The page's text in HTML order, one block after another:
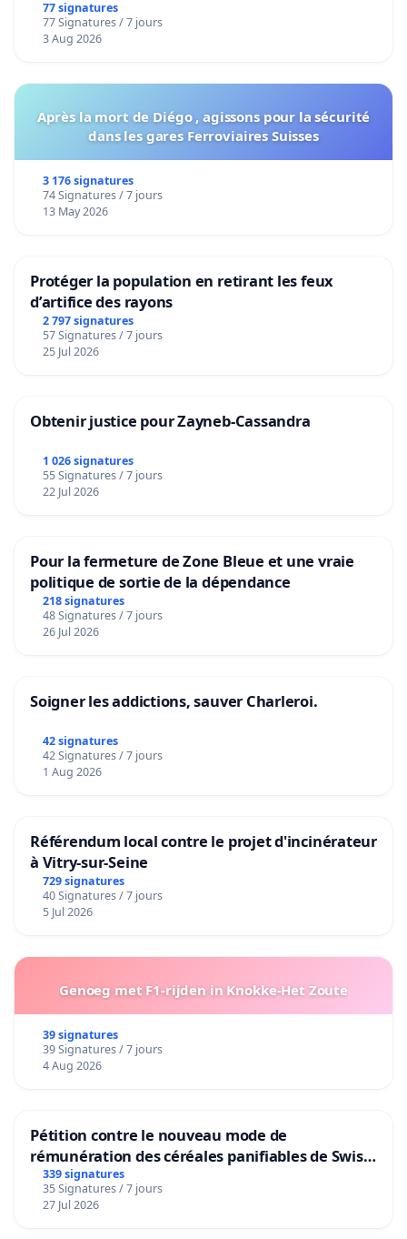
bediening van de wijken Strombeek en Het
Voor
77 signatures
77 Signatures / 7 jours
3 Aug 2026
Après la mort de Diégo , agissons pour la sécurité
dans les gares Ferroviaires Suisses
3 176 signatures
74 Signatures / 7 jours
13 May 2026
Protéger la population en retirant les feux
d’artifice des rayons
2 797 signatures
57 Signatures / 7 jours
25 Jul 2026
Obtenir justice pour Zayneb-Cassandra
1 026 signatures
55 Signatures / 7 jours
22 Jul 2026
Pour la fermeture de Zone Bleue et une vraie
politique de sortie de la dépendance
218 signatures
48 Signatures / 7 jours
26 Jul 2026
Soigner les addictions, sauver Charleroi.
42 signatures
42 Signatures / 7 jours
1 Aug 2026
Référendum local contre le projet d'incinérateur
à Vitry-sur-Seine
729 signatures
40 Signatures / 7 jours
5 Jul 2026
Genoeg met F1-rijden in Knokke-Het Zoute
39 signatures
39 Signatures / 7 jours
4 Aug 2026
Pétition contre le nouveau mode de
rémunération des céréales panifiables de Swiss
granum basé sur la teneur en protéines
339 signatures
35 Signatures / 7 jours
27 Jul 2026